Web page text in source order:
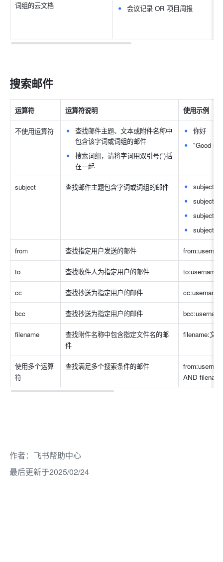
词组的云文档
会议记录 OR 项目周报
搜索邮件
运算符 运算符说明 使用示例
不使用运算符
查找邮件主题、文本或附件名称中
包含该字词或词组的邮件
搜索词组，请将字词用双引号(")括
在一起
你好
"Good
subject 查找邮件主题包含字词或词组的邮件
subject:
subject:(
subject:(
from 查找指定用户发送的邮件
to 查找收件人为指定用户的邮件
cc 查找抄送为指定用户的邮件
bcc 查找抄送为指定用户的邮件
filename
查找附件名称中包含指定文件名的邮
件
filename:文档
使用多个运算
符
查找满足多个搜索条件的邮件
AND
作者： 飞书帮助中心
最后更新于2025/02/24